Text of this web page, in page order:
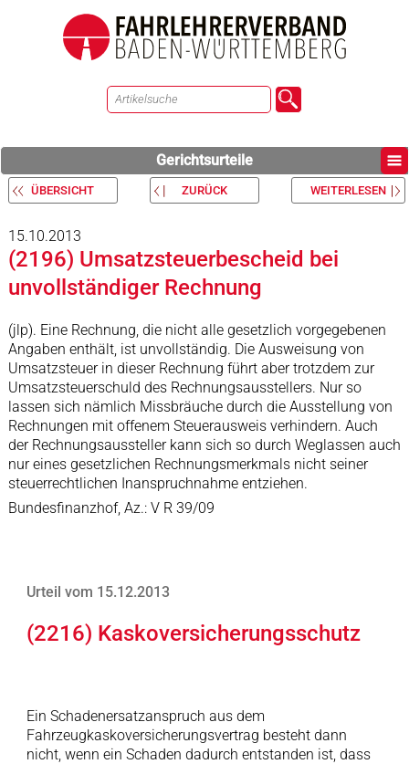
Gerichtsurteile
ÜBERSICHT ZURÜCK WEITERLESEN
15.10.2013
(2196) Umsatzsteuerbescheid bei
unvollständiger Rechnung
(jlp). Eine Rechnung, die nicht alle gesetzlich vorgegebenen
Angaben enthält, ist unvollständig. Die Ausweisung von
Umsatzsteuer in dieser Rechnung führt aber trotzdem zur
Umsatzsteuerschuld des Rechnungsausstellers. Nur so
lassen sich nämlich Missbräuche durch die Ausstellung von
Rechnungen mit offenem Steuerausweis verhindern. Auch
der Rechnungsaussteller kann sich so durch Weglassen auch
nur eines gesetzlichen Rechnungsmerkmals nicht seiner
steuerrechtlichen Inanspruchnahme entziehen.
Bundesfinanzhof, Az.: V R 39/09
Urteil vom 15.12.2013
(2216) Kaskoversicherungsschutz
Ein Schadenersatzanspruch aus dem
Fahrzeugkaskoversicherungsvertrag besteht dann
nicht, wenn ein Schaden dadurch entstanden ist, dass